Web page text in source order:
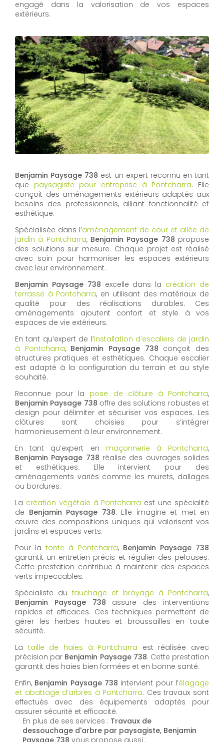
engagé dans la valorisation de vos espaces
extérieurs.
Benjamin Paysage 738 est un expert reconnu en tant
que paysagiste pour entreprise à Pontcharra. Elle
conçoit des aménagements extérieurs adaptés aux
besoins des professionnels, alliant fonctionnalité et
esthétique.
Spécialisée dans l’aménagement de cour et allée de
jardin à Pontcharra, Benjamin Paysage 738 propose
des solutions sur mesure. Chaque projet est réalisé
avec soin pour harmoniser les espaces extérieurs
avec leur environnement.
Benjamin Paysage 738 excelle dans la création de
terrasse à Pontcharra, en utilisant des matériaux de
qualité pour des réalisations durables. Ces
aménagements ajoutent confort et style à vos
espaces de vie extérieurs.
En tant qu’expert de l’installation d’escaliers de jardin
à Pontcharra, Benjamin Paysage 738 conçoit des
structures pratiques et esthétiques. Chaque escalier
est adapté à la configuration du terrain et au style
souhaité.
Reconnue pour la pose de clôture à Pontcharra,
Benjamin Paysage 738 offre des solutions robustes et
design pour délimiter et sécuriser vos espaces. Les
clôtures sont choisies pour s’intégrer
harmonieusement à leur environnement.
En tant qu’expert en maçonnerie à Pontcharra,
Benjamin Paysage 738 réalise des ouvrages solides
et esthétiques. Elle intervient pour des
aménagements variés comme les murets, dallages
ou bordures.
La création végétale à Pontcharra est une spécialité
de Benjamin Paysage 738. Elle imagine et met en
œuvre des compositions uniques qui valorisent vos
jardins et espaces verts.
Pour latonte à Pontcharra, Benjamin Paysage 738
garantit un entretien précis et régulier des pelouses.
Cette prestation contribue à maintenir des espaces
verts impeccables.
Spécialiste du fauchage et broyage à Pontcharra,
Benjamin Paysage 738 assure des interventions
rapides et efficaces. Ces techniques permettent de
gérer les herbes hautes et broussailles en toute
sécurité.
La taille de haies à Pontcharra est réalisée avec
précision par Benjamin Paysage 738. Cette prestation
garantit des haies bien formées et en bonne santé.
Enfin, Benjamin Paysage 738 intervient pour l’élagage
et abattage d’arbres à Pontcharra. Ces travaux sont
effectués avec des équipements adaptés pour
assurer sécurité et efficacité.
En plus de ses services : Travaux de
dessouchage d'arbre par paysagiste, Benjamin